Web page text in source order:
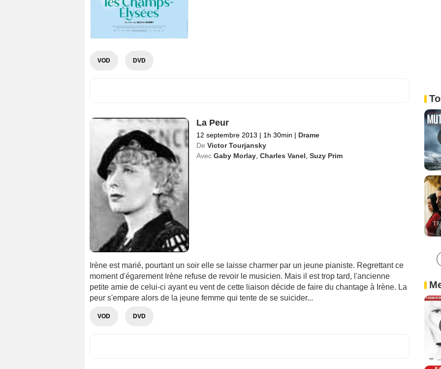
VOD DVD
La Peur
12 septembre 2013 | 1h 30min | Drame
De Victor Tourjansky
Avec Gaby Morlay, Charles Vanel Suzy Prim
Irène est marié, pourtant un soir elle se laisse charmer par un jeune pianiste. Regrettant ce
moment d'égarement Irène refuse de revoir le musicien. Mais il est trop tard, l'ancienne
petite amie de celui-ci ayant eu vent de cette liaison décide de faire du chantage à Irène. La
peur s'empare alors de la jeune femme qui tente de se suicider...
VOD DVD